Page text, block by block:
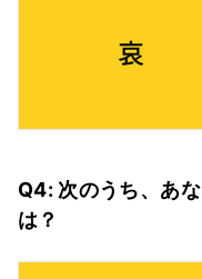
Q4: 次のうち、あ
は？